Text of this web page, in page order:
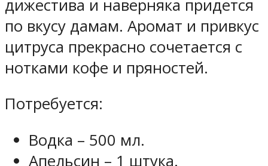
дижестива и наверняка придется
по вкусу дамам. Аромат и привкус
цитруса прекрасно сочетается с
нотками кофе и пряностей.
Потребуется:
Водка – 500 мл.
Апельсин – 1 штука.